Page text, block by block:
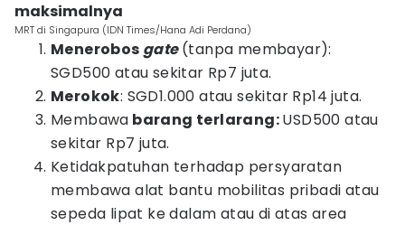
maksimalnya
MRT di Singapura (IDN Times/Hana Adi Perdana)
Menerobos gate(tanpa membayar):
SGD500 atau sekitar Rp7 juta.
Merokok: SGD1.000 atau sekitar Rp14 juta.
Membawa barang terlarang:USD500 atau
sekitar Rp7 juta.
Ketidakpatuhan terhadap persyaratan
membawa alat bantu mobilitas pribadi atau
sepeda lipat ke dalam atau di atas area